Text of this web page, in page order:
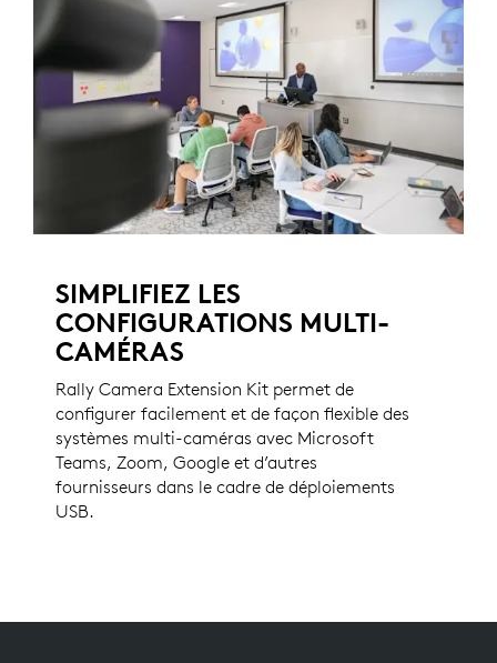
SIMPLIFIEZ LES
CONFIGURATIONS MULTI-
CAMÉRAS
Rally Camera Extension Kit permet de
configurer facilement et de façon flexible des
systèmes multi-caméras avec Microsoft
Teams, Zoom, Google et d’autres
fournisseurs dans le cadre de déploiements
USB.